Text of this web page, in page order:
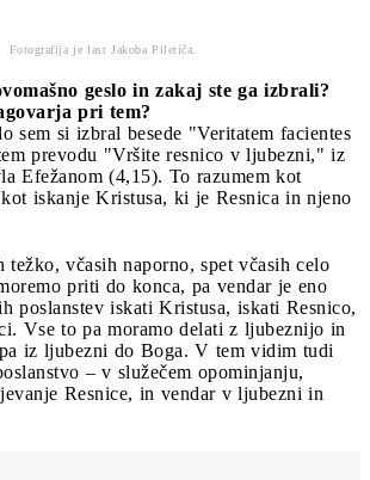
Fotografija je last Jakoba Piletiča.
geslo in zakaj ste ga izbrali?
pri tem?
sem si izbral besede "Veritatem facientes
prevodu "Vršite resnico v ljubezni," iz
Efežanom (4,15). To razumem kot
iskanje Kristusa, ki je Resnica in njeno
težko, včasih naporno, spet včasih celo
priti do konca, pa vendar je eno
poslanstev iskati Kristusa, iskati Resnico,
Vse to pa moramo delati z ljubeznijo in
iz ljubezni do Boga. V tem vidim tudi
– v služečem opominjanju,
Resnice, in vendar v ljubezni in